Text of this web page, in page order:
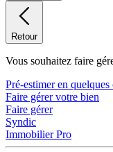
Retour
Vous souhaitez faire
Pré-estimer en
Faire gérer votre bien
Faire gérer
Syndic
Immobilier Pro